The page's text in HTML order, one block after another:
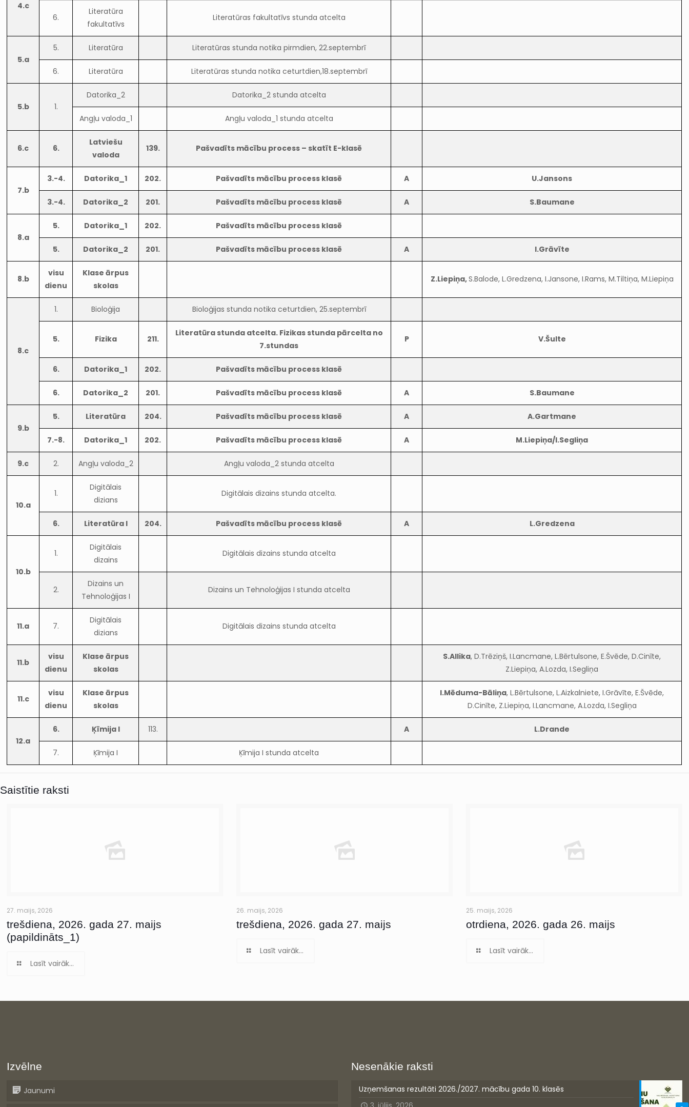
4.c
6.
Literatūra
fakultatīvs
Literatūras fakultatīvs stunda atcelta
5.a
5. Literatūra Literatūras stunda notika pirmdien, 22.septembrī
6. Literatūra Literatūras stunda notika ceturtdien,18.septembrī
5.b 1.
Datorika_2 Datorika_2 stunda atcelta
Angļu valoda_1 Angļu valoda_1 stunda atcelta
6.c 6.
Latviešu
valoda
139. Pašvadīts mācību process – skatīt E-klasē
7.b
3.-4. Datorika_1 202. Pašvadīts mācību process klasē A U.Jansons
3.-4. Datorika_2 201. Pašvadīts mācību process klasē A S.Baumane
8.a
5. Datorika_1 202. Pašvadīts mācību process klasē
5. Datorika_2 201. Pašvadīts mācību process klasē A I.Grāvīte
8.b
visu
dienu
Klase ārpus
skolas
Z.Liepiņa,S.Balode, L.Gredzena, I.Jansone, I.Rams, M.Tiltiņa, M.Liepiņa
8.c
1. Bioloģija Bioloģijas stunda notika ceturtdien, 25.septembrī
5. Fizika 211.
Literatūra stunda atcelta. Fizikas stunda pārcelta no
7.stundas
P V.Šulte
6. Datorika_1 202. Pašvadīts mācību process klasē
6. Datorika_2 201. Pašvadīts mācību process klasē A S.Baumane
9.b
5. Literatūra 204. Pašvadīts mācību process klasē A A.Gartmane
7.-8. Datorika_1 202. Pašvadīts mācību process klasē A M.Liepiņa/I.Segliņa
9.c 2. Angļu valoda_2 Angļu valoda_2 stunda atcelta
10.a
1.
Digitālais
dizians
Digitālais dizains stunda atcelta.
6. Literatūra I 204. Pašvadīts mācību process klasē A L.Gredzena
10.b
1.
Digitālais
dizains
Digitālais dizains stunda atcelta
2.
Dizains un
Tehnoloģijas I
Dizains un Tehnoloģijas I stunda atcelta
11.a 7.
Digitālais
dizians
Digitālais dizains stunda atcelta
11.b
visu
dienu
Klase ārpus
skolas
S.Allika, D.Trēziņš, I.Lancmane, L.Bērtulsone, E.Švēde, D.Cinīte,
Z.Liepiņa, A.Lozda, I.Segliņa
11.c
visu
dienu
Klase ārpus
skolas
I.Mēduma-Bāliņa, L.Bērtulsone, L.Aizkalniete, I.Grāvīte, E.Švēde,
D.Cinīte, Z.Liepiņa, I.Lancmane, A.Lozda, I.Segliņa
12.a
6. Ķīmija I 113. A L.Drande
7. Ķīmija I Ķīmija I stunda atcelta
Saistītie raksti
27. maijs, 2026
trešdiena, 2026. gada 27. maijs
(papildināts_1)
Lasīt vairāk...
26. maijs, 2026
trešdiena, 2026. gada 27. maijs
Lasīt vairāk...
25. maijs, 2026
otrdiena, 2026. gada 26. maijs
Lasīt vairāk...
Izvēlne
Jaunumi
Nesenākie raksti
Uzņemšanas rezultāti 2026./2027. mācību gada 10. klasēs